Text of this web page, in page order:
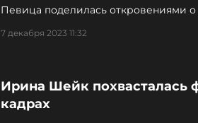
Певица поделилась откровениями
7 декабря 2023 11:32
Ирина Шейк похвасталась
кадрах